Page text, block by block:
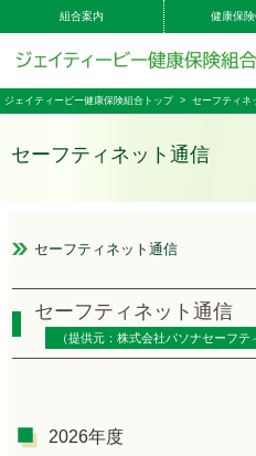
組合案内 健康保
ジェイティービー健康保険組合トップ> セーフティネ
セーフティネット通信
セーフティネット通信
セーフティネット通信
（提供元：株式会社パソナセーフテ
2026年度